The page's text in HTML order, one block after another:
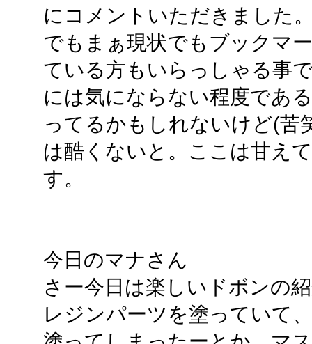
にコメントいただきました
でもまぁ現状でもブックマ
ている方もいらっしゃる事
には気にならない程度であ
ってるかもしれないけど(苦
は酷くないと。ここは甘え
す。
今日のマナさん
さー今日は楽しいドボンの
レジンパーツを塗っていて